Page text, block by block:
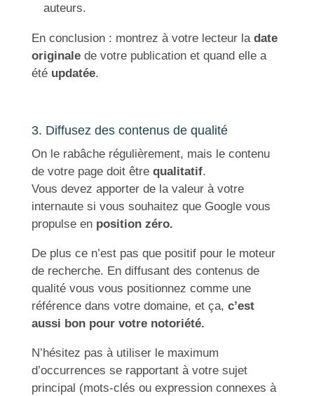
auteurs.
En conclusion : montrez à votre lecteur la date
originalede votre publication et quand elle a
été updatée.
3. Diffusez des contenus de qualité
On le rabâche régulièrement, mais le contenu
de votre page doit être qualitatif.
Vous devez apporter de la valeur à votre
internaute si vous souhaitez que Google vous
propulse en position zéro.
De plus ce n’est pas que positif pour le moteur
de recherche. En diffusant des contenus de
qualité vous vous positionnez comme une
référence dans votre domaine, et ça, c’est
aussi bon pour votre notoriété.
N’hésitez pas à utiliser le maximum
d’occurrences se rapportant à votre sujet
principal (mots-clés ou expression connexes à